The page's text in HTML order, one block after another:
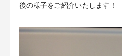
後の様子をご紹介いたします！
お客様の声
アクセス